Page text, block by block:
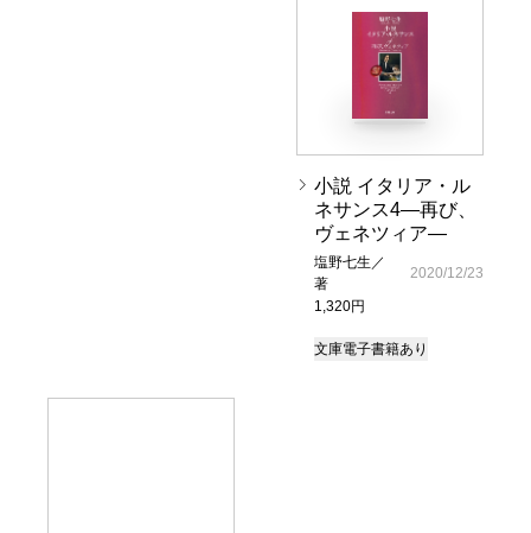
小説 イタリア・ル
ネサンス4―再び、
ヴェネツィア―
塩野七生／
著
1,320円
2020/12/23
文庫電子書籍あり